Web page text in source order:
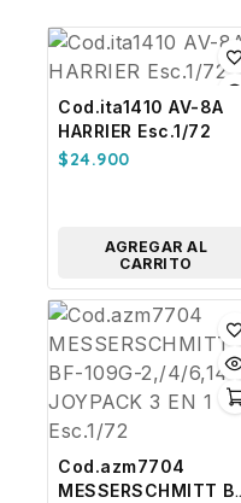
Cod.ita1410 AV-8A
HARRIER Esc.1/72
$24.900
AGREGAR AL
CARRITO
Cod.azm7704
MESSERSCHMITT